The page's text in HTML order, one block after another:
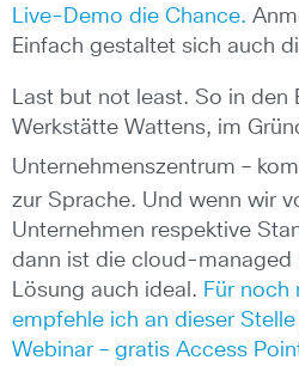
Live-Demo die Chance.
Einfach gestaltet sich auch
Last but not least. So in den
Werkstätte Wattens, im
Unternehmenszentrum –
zur Sprache. Und wenn wir
Unternehmen respektive
dann ist die cloud-managed
Lösung auch ideal. Für noch
empfehle ich an dieser
Webinar – gratis Access